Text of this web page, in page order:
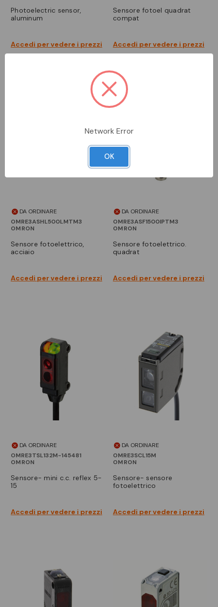
photoelectric sensor,
aluminum
Accedi per vedere i prezzi
sensore fotoel quadrat
compat
Accedi per vedere i prezzi
DA ORDINARE
OMRE3ASHL500LMTM3
OMRON
sensore fotoelettrico,
acciaio
Accedi per vedere i prezzi
DA ORDINARE
OMRE3ASF1500IPTM3
OMRON
sensore fotoelettrico.
quadrat
Accedi per vedere i prezzi
DA ORDINARE
OMRE3TSL132M-145481
OMRON
sensore- mini c.c. reflex 5-
15
Accedi per vedere i prezzi
DA ORDINARE
OMRE3SCL15M
OMRON
sensore- sensore
fotoelettrico
Accedi per vedere i prezzi
Network Error
OK